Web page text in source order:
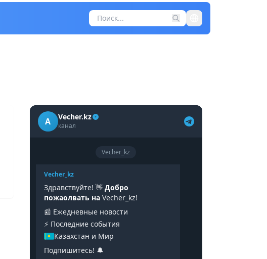
A Vecher.kz
канал
Vecher_kz
Vecher_kz
Здравствуйте! 👋 Добро
пожаолвать наVecher_kz!
📰 Ежедневные новости
⚡️ Последние события
Казахстан и Мир
Подпишитесь! 🔔